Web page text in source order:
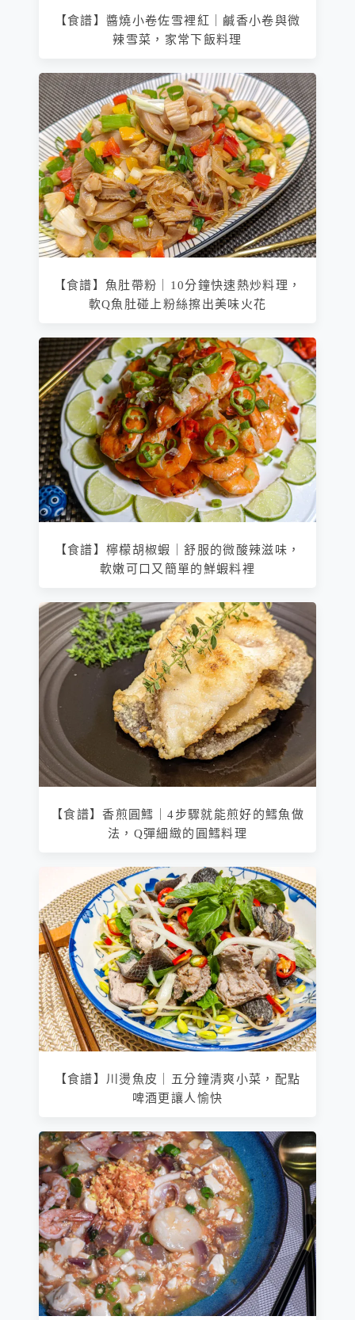
【食譜】醬燒小卷佐雪裡紅｜鹹香小卷與微
辣雪菜，家常下飯料理
【食譜】魚肚帶粉｜10分鐘快速熱炒料理，
軟Q魚肚碰上粉絲擦出美味火花
【食譜】檸檬胡椒蝦｜舒服的微酸辣滋味，
軟嫩可口又簡單的鮮蝦料裡
【食譜】香煎圓鱈｜4步驟就能煎好的鱈魚做
法，Q彈細緻的圓鱈料理
【食譜】川燙魚皮｜五分鐘清爽小菜，配點
啤酒更讓人愉快